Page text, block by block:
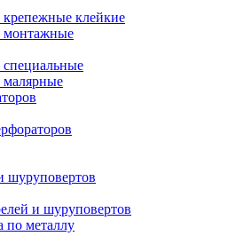
клейкие
шуруповертов
и шуруповертов
по металлу